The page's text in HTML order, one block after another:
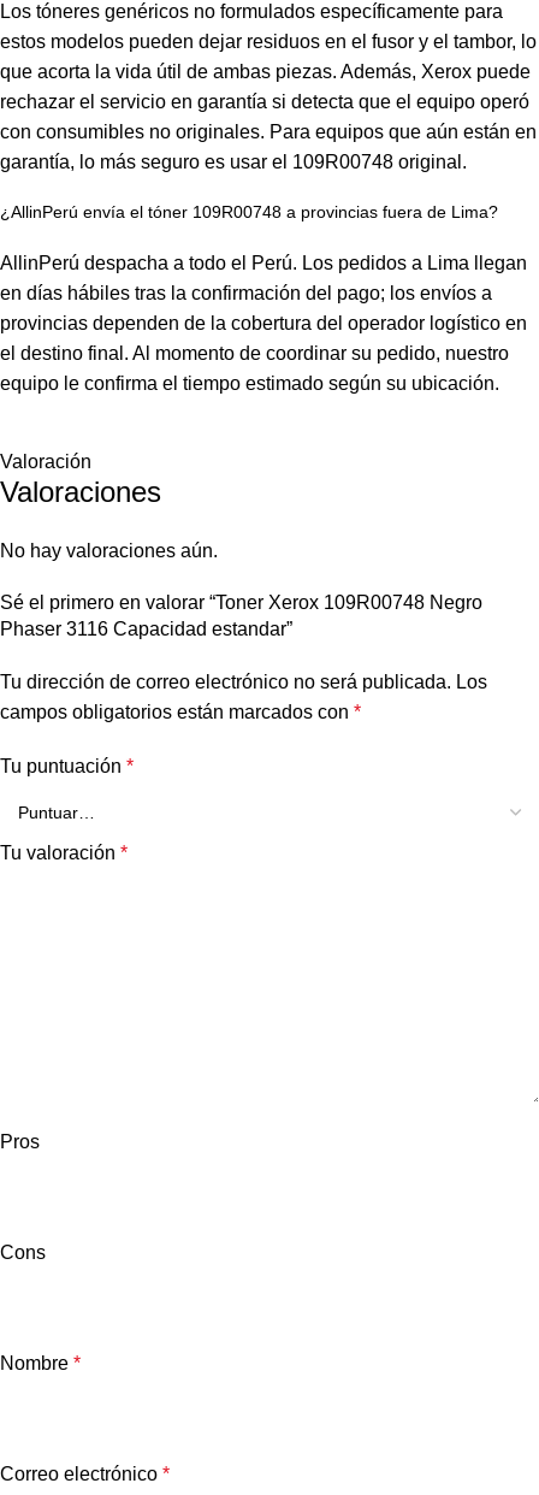
Los tóneres genéricos no formulados específicamente para
estos modelos pueden dejar residuos en el fusor y el tambor, lo
que acorta la vida útil de ambas piezas. Además, Xerox puede
rechazar el servicio en garantía si detecta que el equipo operó
con consumibles no originales. Para equipos que aún están en
garantía, lo más seguro es usar el 109R00748 original.
¿AllinPerú envía el tóner 109R00748 a provincias fuera de Lima?
AllinPerú despacha a todo el Perú. Los pedidos a Lima llegan
en días hábiles tras la confirmación del pago; los envíos a
provincias dependen de la cobertura del operador logístico en
el destino final. Al momento de coordinar su pedido, nuestro
equipo le confirma el tiempo estimado según su ubicación.
Valoración
Valoraciones
No hay valoraciones aún.
Sé el primero en valorar “Toner Xerox 109R00748 Negro
Phaser 3116 Capacidad estandar”
Tu dirección de correo electrónico no será publicada. Los
campos obligatorios están marcados con *
Tu puntuación *
Tu valoración *
Pros
Cons
Nombre *
Correo electrónico *